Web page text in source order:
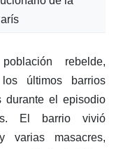
rebelde,
últimos barrios
durante el episodio
El barrio vivió
varias masacres,